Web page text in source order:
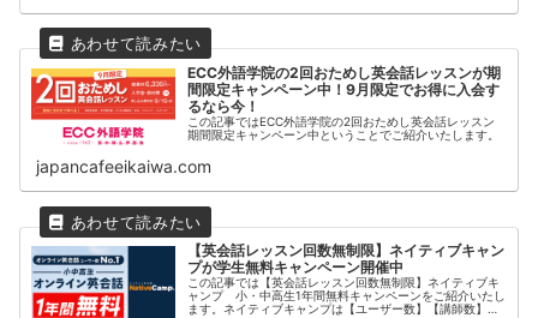
ECC外語学院の2回おためし英会話レッスンが期
間限定キャンペーン中！9月限定でお得に入会す
るなら今！
この記事ではECC外語学院の2回おためし英会話レッスン
期間限定キャンペーン中ということでご紹介いたします。
japancafeeikaiwa.com
【英会話レッスン回数無制限】ネイティブキャン
プが学生無料キャンペーン開催中
この記事では【英会話レッスン回数無制限】ネイティブキ
ャンプ 小・中高生1年間無料キャンペーンをご紹介いたし
ます。ネイティブキャンプは【ユーザー数】【講師数】